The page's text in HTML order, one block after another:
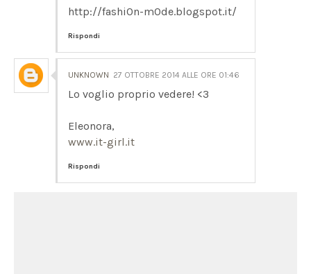
http://fashi0n-m0de.blogspot.it/
Rispondi
UNKNOWN 27 OTTOBRE 2014 ALLE ORE 01:46
Lo voglio proprio vedere! <3
Eleonora,
www.it-girl.it
Rispondi